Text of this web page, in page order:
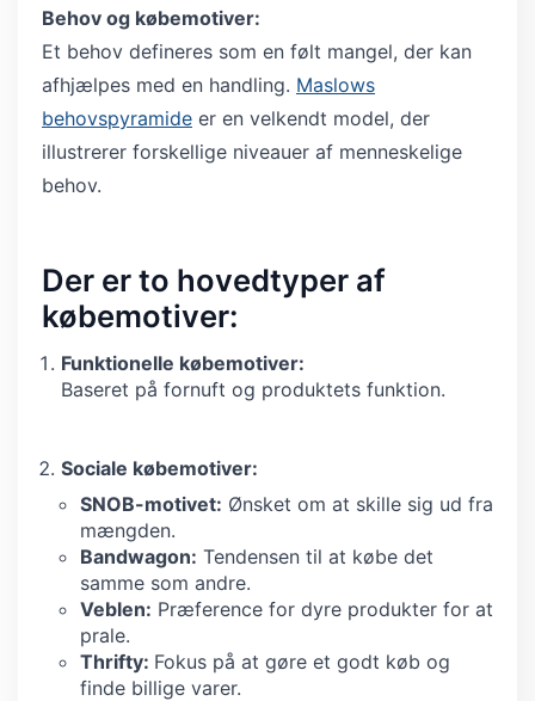
Behov og købemotiver:
Et behov defineres som en følt mangel, der kan
afhjælpes med en handling. Maslows
behovspyramide er en velkendt model, der
illustrerer forskellige niveauer af menneskelige
behov.
Der er to hovedtyper af
købemotiver:
Funktionelle købemotiver:
Baseret på fornuft og produktets funktion.
Sociale købemotiver:
SNOB-motivet: Ønsket om at skille sig ud fra
mængden.
Bandwagon: Tendensen til at købe det
samme som andre.
Veblen: Præference for dyre produkter for at
prale.
Thrifty: Fokus på at gøre et godt køb og
finde billige varer.